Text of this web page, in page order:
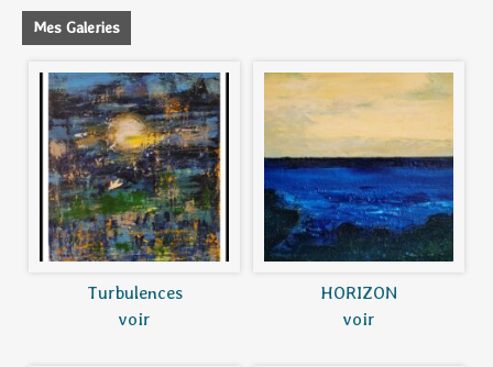
Mes Galeries
Turbulences
voir
HORIZON
voir